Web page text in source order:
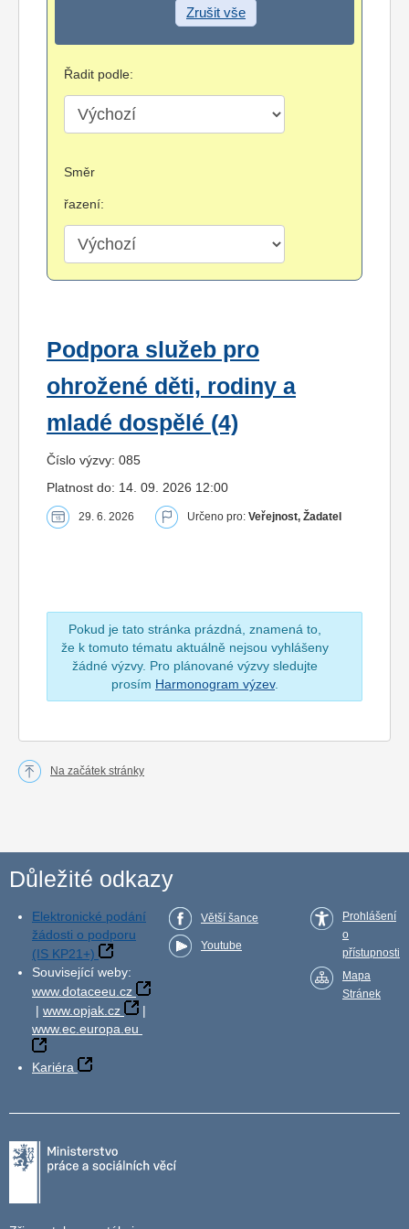
Zrušit vše
Řadit podle:
Směr
řazení:
Podpora služeb pro
ohrožené děti, rodiny a
mladé dospělé (4)
Číslo výzvy: 085
Platnost do: 14. 09. 2026 12:00
29. 6. 2026 Určeno pro: Veřejnost, Žadatel
Pokud je tato stránka prázdná, znamená to,
že k tomuto tématu aktuálně nejsou vyhlášeny
žádné výzvy. Pro plánované výzvy sledujte
prosím Harmonogram výzev.
Na začátek stránky
Důležité odkazy
Elektronické podání
žádosti o podporu
(IS KP21+)
Související weby:
www.dotaceeu.cz
| www.opjak.cz
|
www.ec.europa.eu
Kariéra
Větší šance
Youtube
Prohlášení
o
přístupnosti
Mapa
Stránek